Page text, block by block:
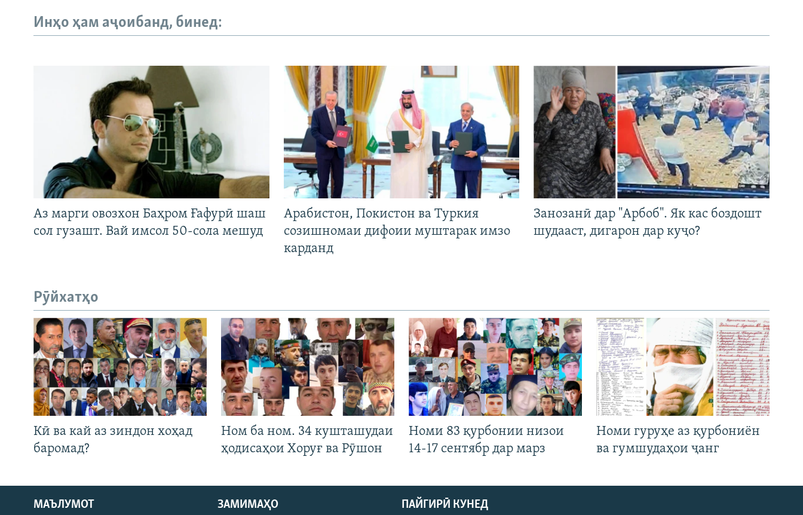
Русский
Инҳо ҳам аҷоибанд, бинед:
Аз марги овозхон Баҳром Ғафурӣ шаш
сол гузашт. Вай имсол 50-сола мешуд
Арабистон, Покистон ва Туркия
созишномаи дифоии муштарак имзо
карданд
Занозанӣ дар "Арбоб". Як кас боздошт
шудааст, дигарон дар куҷо?
Рӯйхатҳо
Кӣ ва кай аз зиндон хоҳад
баромад?
Ном ба ном. 34 кушташудаи
ҳодисаҳои Хоруғ ва Рӯшон
Номи 83 қурбонии низои
14-17 сентябр дар марз
Номи гуруҳе аз қурбониён
ва гумшудаҳои ҷанг
ПАЙГИРӢ КУНЕД
МАЪЛУМОТ ЗАМИМАҲО